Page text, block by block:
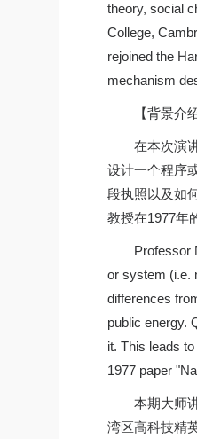
theory, social
College,
rejoined the
mechanism
【背景介
在本次演
设计一个程序
段执照以及如
教授在1977年
Professor
or system (i.e.
differences
public energy.
it. This leads
1977 paper
本期大师
湾区高科技精